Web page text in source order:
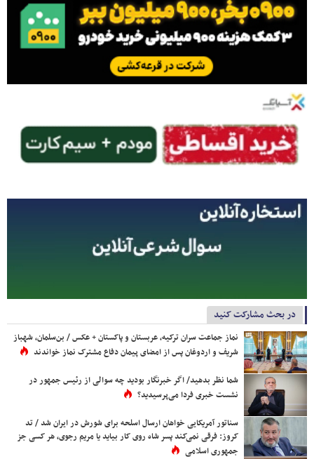
در بحث مشارکت کنید
نماز جماعت سران ترکیه، عربستان و پاکستان + عکس / بن‌سلمان، شهباز
شریف و اردوغان پس از امضای پیمان دفاع مشترک نماز خواندند
شما نظر بدهید/ اگر خبرنگار بودید چه سوالی از رئیس جمهور در
نشست خبری فردا می‌پرسیدید؟
سناتور آمریکایی خواهان ارسال اسلحه برای شورش در ایران شد / تد
کروز: فرقی نمی‌کند پسر شاه روی کار بیاید یا مریم رجوی، هر کسی جز
جمهوری اسلامی